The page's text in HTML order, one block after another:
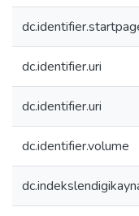
dc.identifier.uri
dc.identifier.uri
dc.identifier.volume